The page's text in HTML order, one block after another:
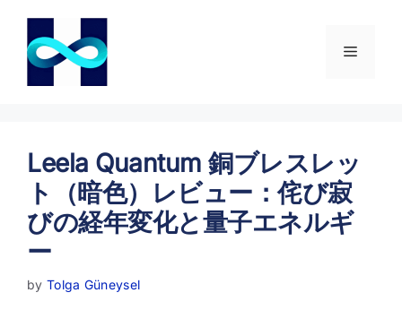
メ
ュ
Leela Quantum 銅ブレスレッ
ト（暗色）レビュー：侘び寂
びの経年変化と量子エネルギ
ー
by Tolga Güneysel